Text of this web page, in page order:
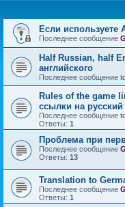
Если используете
Последнее сообщение
Half Russian, half
английского
Последнее сообщение
Rules of the game
ссылки на
Последнее сообщение
Ответы: 1
Проблема при
Последнее сообщение
Ответы: 13
Translation to
Последнее сообщение
Ответы: 1